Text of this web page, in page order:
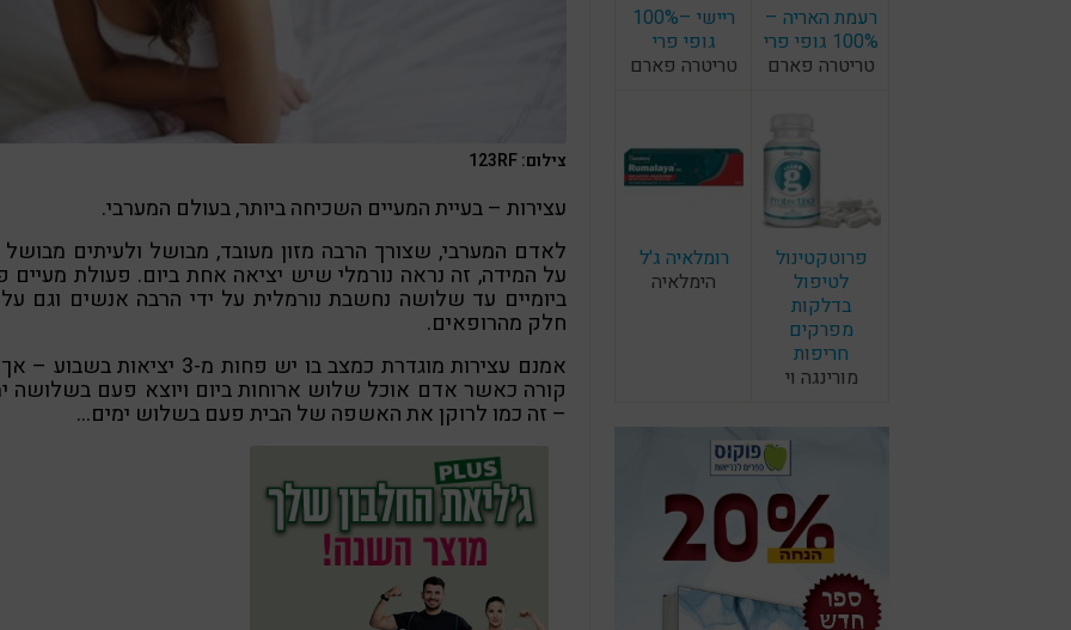
רעמת האריה –
100% גופי פרי
טריטרה פארם
ריישי –100%
גופי פרי
טריטרה פארם
פרוטקטינול
לטיפול
בדלקות
מפרקים
חריפות
מורינגה וי
רומלאיה ג'ל
הימלאיה
צילום: 123RF
עצירות – בעיית המעיים השכיחה ביותר, בעולם המערבי.
לאדם המערבי, שצורך הרבה מזון מעובד, מבושל ולעיתים מבושל
על המידה, זה נראה נורמלי שיש יציאה אחת ביום. פעולת מעיים
ביומיים עד שלושה נחשבת נורמלית על ידי הרבה אנשים וגם על
חלק מהרופאים.
אמנם עצירות מוגדרת כמצב בו יש פחות מ-3 יציאות
קורה כאשר אדם אוכל שלוש ארוחות ביום ויוצא פעם בשלושה
– זה כמו לרוקן את האשפה של הבית פעם בשלוש ימים…